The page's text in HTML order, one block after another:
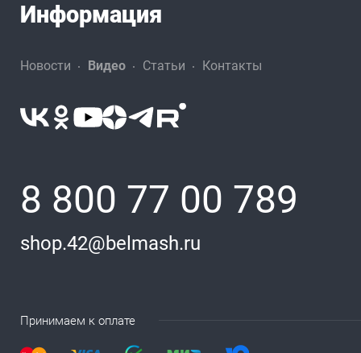
Информация
Новости Видео Статьи Контакты
8 800 77 00 789
shop.42@belmash.ru
Принимаем к оплате